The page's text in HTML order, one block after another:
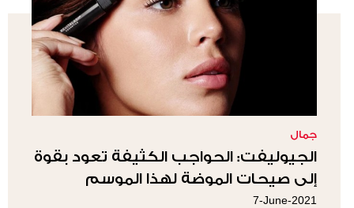
جمال
الجيوليفت: الحواجب الكثيفة تعود بقوة
إلى صيحات الموضة لهذا الموسم
7-June-2021